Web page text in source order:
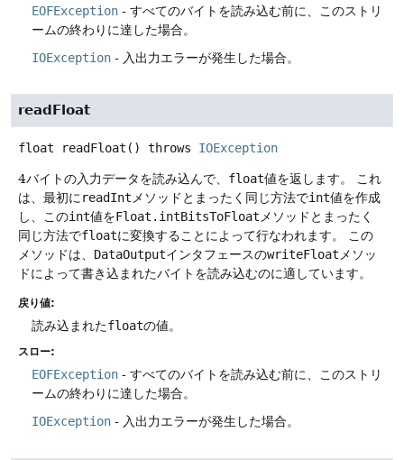
EOFException - すべてのバイトを読み込む前に、このストリ
ームの終わりに達した場合。
IOException - 入出力エラーが発生した場合。
readFloat
float readFloat () throws IOException
4バイトの入力データを読み込んで、 float値を返します。
これ
は、最初にreadIntメソッドとまったく同じ方法でint値を作成
し、このint値をFloat.intBitsToFloatメソッドとまったく
同じ方法でfloatに変換することによって行なわれます。
この
メソッドは、 DataOutputインタフェースのwriteFloatメソッ
ドによって書き込まれたバイトを読み込むのに適しています。
戻り値:
読み込まれたfloatの値。
スロー:
EOFException - すべてのバイトを読み込む前に、このストリ
ームの終わりに達した場合。
IOException - 入出力エラーが発生した場合。